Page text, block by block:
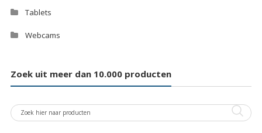
Tablets
Webcams
Zoek uit meer dan 10.000 producten